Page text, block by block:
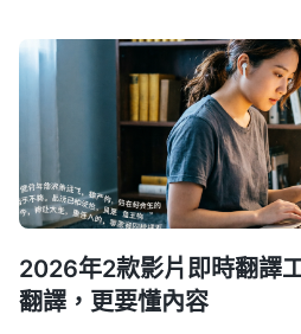
2026年2款影片即時翻譯
翻譯，更要懂內容